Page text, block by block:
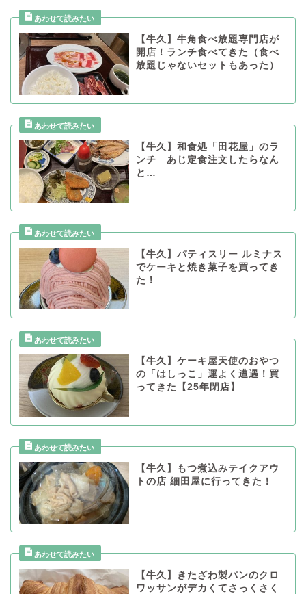
【牛久】牛角食べ放題専門店が
開店！ランチ食べてきた（食べ
放題じゃないセットもあった）
【牛久】和食処「田花屋」のラ
ンチ あじ定食注文したらなん
と…
【牛久】パティスリー ルミナス
でケーキと焼き菓子を買ってき
た！
【牛久】ケーキ屋天使のおやつ
の「はしっこ」運よく遭遇！買
ってきた【25年閉店】
【牛久】もつ煮込みテイクアウ
トの店 細田屋に行ってきた！
【牛久】きたざわ製パンのクロ
ワッサンがデカくてさっくさく